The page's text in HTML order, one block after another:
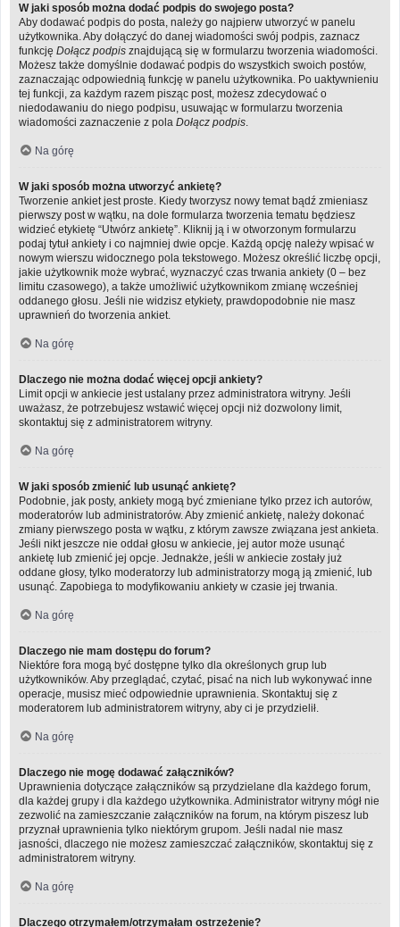
W jaki sposób można dodać podpis do swojego posta?
Aby dodawać podpis do posta, należy go najpierw utworzyć w panelu
użytkownika. Aby dołączyć do danej wiadomości swój podpis, zaznacz
funkcję Dołącz podpis znajdującą się w formularzu tworzenia wiadomości.
Możesz także domyślnie dodawać podpis do wszystkich swoich postów,
zaznaczając odpowiednią funkcję w panelu użytkownika. Po uaktywnieniu
tej funkcji, za każdym razem pisząc post, możesz zdecydować o
niedodawaniu do niego podpisu, usuwając w formularzu tworzenia
wiadomości zaznaczenie z pola Dołącz podpis
Na górę
W jaki sposób można utworzyć ankietę?
Tworzenie ankiet jest proste. Kiedy tworzysz nowy temat bądź zmieniasz
pierwszy post w wątku, na dole formularza tworzenia tematu będziesz
widzieć etykietę “Utwórz ankietę”. Kliknij ją i w otworzonym formularzu
podaj tytuł ankiety i co najmniej dwie opcje. Każdą opcję należy wpisać w
nowym wierszu widocznego pola tekstowego. Możesz określić liczbę opcji,
jakie użytkownik może wybrać, wyznaczyć czas trwania ankiety (0 – bez
limitu czasowego), a także umożliwić użytkownikom zmianę wcześniej
oddanego głosu. Jeśli nie widzisz etykiety, prawdopodobnie nie masz
uprawnień do tworzenia ankiet.
Na górę
Dlaczego nie można dodać więcej opcji ankiety?
Limit opcji w ankiecie jest ustalany przez administratora witryny. Jeśli
uważasz, że potrzebujesz wstawić więcej opcji niż dozwolony limit,
skontaktuj się z administratorem witryny.
Na górę
W jaki sposób zmienić lub usunąć ankietę?
Podobnie, jak posty, ankiety mogą być zmieniane tylko przez ich autorów,
moderatorów lub administratorów. Aby zmienić ankietę, należy dokonać
zmiany pierwszego posta w wątku, z którym zawsze związana jest ankieta.
Jeśli nikt jeszcze nie oddał głosu w ankiecie, jej autor może usunąć
ankietę lub zmienić jej opcje. Jednakże, jeśli w ankiecie zostały już
oddane głosy, tylko moderatorzy lub administratorzy mogą ją zmienić, lub
usunąć. Zapobiega to modyfikowaniu ankiety w czasie jej trwania.
Na górę
Dlaczego nie mam dostępu do forum?
Niektóre fora mogą być dostępne tylko dla określonych grup lub
użytkowników. Aby przeglądać, czytać, pisać na nich lub wykonywać inne
operacje, musisz mieć odpowiednie uprawnienia. Skontaktuj się z
moderatorem lub administratorem witryny, aby ci je przydzielił.
Na górę
Dlaczego nie mogę dodawać załączników?
Uprawnienia dotyczące załączników są przydzielane dla każdego forum,
dla każdej grupy i dla każdego użytkownika. Administrator witryny mógł nie
zezwolić na zamieszczanie załączników na forum, na którym piszesz lub
przyznał uprawnienia tylko niektórym grupom. Jeśli nadal nie masz
jasności, dlaczego nie możesz zamieszczać załączników, skontaktuj się z
administratorem witryny.
Na górę
Dlaczego otrzymałem/otrzymałam ostrzeżenie?